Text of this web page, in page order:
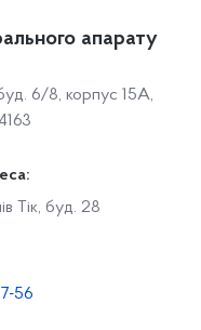
апарату
6/8, корпус 15А,
Тік, буд. 28
56